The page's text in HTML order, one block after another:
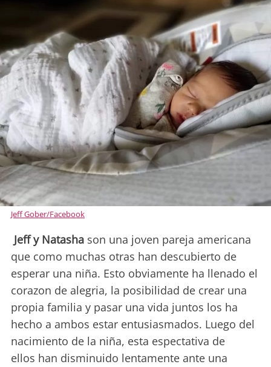
Jeff Gober/Facebook
Jeff y Natasha son una joven pareja americana
que como muchas otras han descubierto de
esperar una niña. Esto obviamente ha llenado el
corazon de alegria, la posibilidad de crear una
propia familia y pasar una vida juntos los ha
hecho a ambos estar entusiasmados. Luego del
nacimiento de la niña, esta espectativa de
ellos han disminuido lentamente ante una